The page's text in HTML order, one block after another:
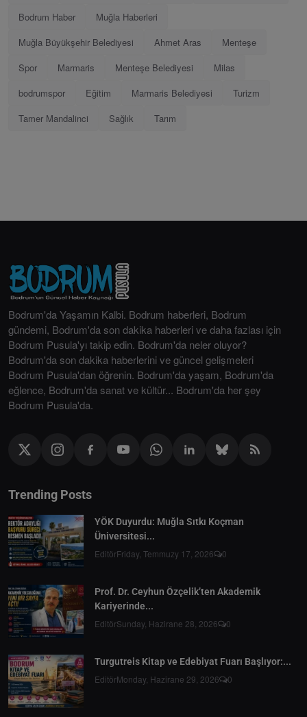
Bodrum Haber
Muğla Haberleri
Muğla Büyükşehir Belediyesi
Ahmet Aras
Menteşe
Spor
Marmaris Menteşe Belediyesi
Milas
bodrumspor
Eğitim Marmaris Belediyesi
Turizm
Tamer Mandalinci
Sağlık Tarım
Bodrum'da Yaşamın Kalbi. Bodrum haberleri, Bodrum
gündemi, Bodrum'da son dakika haberleri ve daha fazlası için
Bodrum Pusula'yı takip edin. Bodrum'da neler oluyor?
Bodrum'da son dakika haberlerini ve güncel gelişmeleri
Bodrum Pusula'dan öğrenin. Bodrum'da yaşam, Bodrum'da
eğlence, Bodrum'da sanat ve kültür... Bodrum'da her şey
Bodrum Pusula'da.
Trending Posts
YÖK Duyurdu: Muğla Sıtkı Koçman
Üniversitesi...
EditörFriday, Temmuzy 17, 2026 0
Prof. Dr. Ceyhun Özçelik’ten Akademik
Kariyerinde...
EditörSunday, Hazirane 28, 2026 0
Turgutreis Kitap ve Edebiyat Fuarı Başlıyor:...
EditörMonday, Hazirane 29, 2026 0